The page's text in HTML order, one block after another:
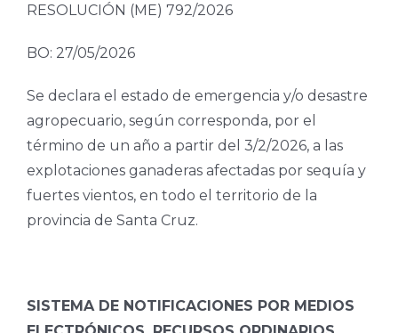
RESOLUCIÓN (ME) 792/2026
BO: 27/05/2026
Se declara el estado de emergencia y/o desastre
agropecuario, según corresponda, por el
término de un año a partir del 3/2/2026, a las
explotaciones ganaderas afectadas por sequía y
fuertes vientos, en todo el territorio de la
provincia de Santa Cruz.
SISTEMA DE NOTIFICACIONES POR MEDIOS